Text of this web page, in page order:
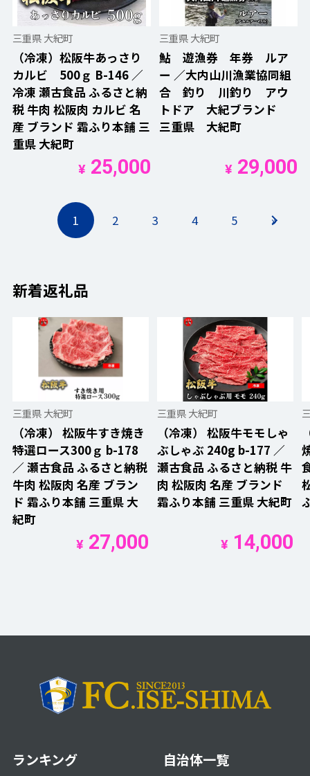
三重県 大紀町
（冷凍）松阪牛あっさり
カルビ 500ｇ B-146 ／
冷凍 瀬古食品 ふるさと納
税 牛肉 松阪肉 カルビ 名
産 ブランド 霜ふり本舗 三
重県 大紀町
¥25,000
三重県 大紀町
鮎 遊漁券 年券 ルア
ー ／大内山川漁業協同組
合 釣り 川釣り アウ
トドア 大紀ブランド
三重県 大紀町
¥29,000
1 2 3 4 5 »
新着返礼品
三重県 大紀町
（冷凍） 松阪牛すき焼き
特選ロース300ｇ b-178
／ 瀬古食品 ふるさと納税
牛肉 松阪肉 名産 ブラン
ド 霜ふり本舗 三重県 大
紀町
¥ 27,000
三重県 大紀町
（冷凍） 松阪牛モモしゃ
ぶしゃぶ 240g b-177 ／
瀬古食品 ふるさと納税 牛
肉 松阪肉 名産 ブランド
霜ふり本舗 三重県 大紀町
¥ 14,000
ランキング 自治体一覧